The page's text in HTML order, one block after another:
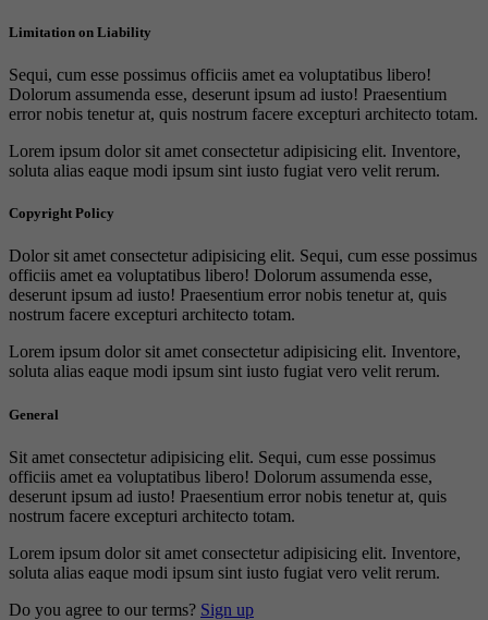
Limitation on Liability
Sequi, cum esse possimus officiis amet ea voluptatibus libero!
Dolorum assumenda esse, deserunt ipsum ad iusto! Praesentium
error nobis tenetur at, quis nostrum facere excepturi architecto totam.
Lorem ipsum dolor sit amet consectetur adipisicing elit. Inventore,
soluta alias eaque modi ipsum sint iusto fugiat vero velit rerum.
Copyright Policy
Dolor sit amet consectetur adipisicing elit. Sequi, cum esse possimus
officiis amet ea voluptatibus libero! Dolorum assumenda esse,
deserunt ipsum ad iusto! Praesentium error nobis tenetur at, quis
nostrum facere excepturi architecto totam.
Lorem ipsum dolor sit amet consectetur adipisicing elit. Inventore,
soluta alias eaque modi ipsum sint iusto fugiat vero velit rerum.
General
Sit amet consectetur adipisicing elit. Sequi, cum esse possimus
officiis amet ea voluptatibus libero! Dolorum assumenda esse,
deserunt ipsum ad iusto! Praesentium error nobis tenetur at, quis
nostrum facere excepturi architecto totam.
Lorem ipsum dolor sit amet consectetur adipisicing elit. Inventore,
soluta alias eaque modi ipsum sint iusto fugiat vero velit rerum.
Do you agree to our terms? Sign up